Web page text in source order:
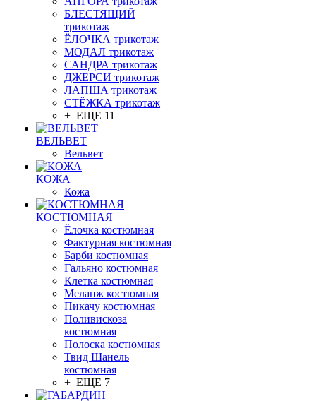
БЛЕСТЯЩИЙ
трикотаж
ЁЛОЧКА трикотаж
МОДАЛ трикотаж
САНДРА трикотаж
ДЖЕРСИ трикотаж
ЛАПША трикотаж
СТЁЖКА трикотаж
+ ЕЩЕ 11
ВЕЛЬВЕТ
Вельвет
КОЖА
Кожа
КОСТЮМНАЯ
Ёлочка костюмная
Фактурная костюмная
Барби костюмная
Гальяно костюмная
Клетка костюмная
Меланж костюмная
Пикачу костюмная
Поливискоза
костюмная
Полоска костюмная
Твид Шанель
костюмная
+ ЕЩЕ 7